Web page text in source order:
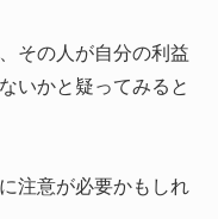
その人が自分の利益
いかと疑ってみると
注意が必要かもしれ